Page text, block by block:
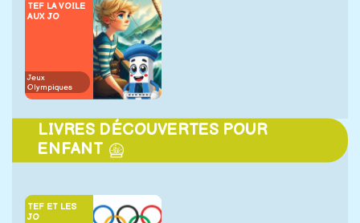
TEF LA VOILE
AUX JO
Jeux
Olympiques
LIVRES DÉCOUVERTES POUR
ENFANT
TEF ET LES
JO